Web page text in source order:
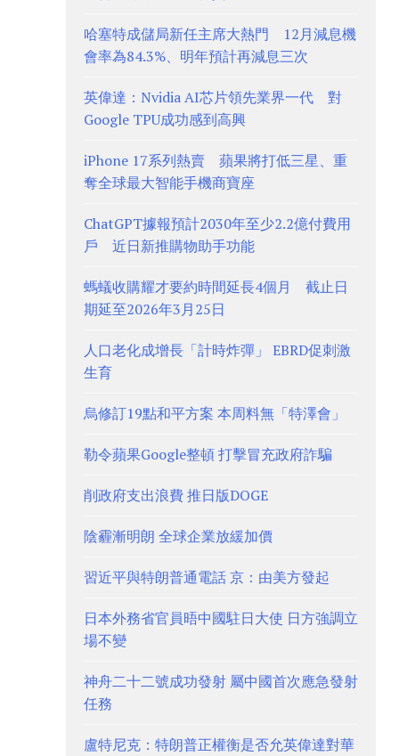
哈塞特成儲局新任主席大熱門 12月減息機
會率為84.3%、明年預計再減息三次
英偉達：Nvidia AI芯片領先業界一代 對
Google TPU成功感到高興
iPhone 17系列熱賣 蘋果將打低三星、重
奪全球最大智能手機商寶座
ChatGPT據報預計2030年至少2.2億付費用
戶 近日新推購物助手功能
螞蟻收購耀才要約時間延長4個月 截止日
期延至2026年3月25日
人口老化成增長「計時炸彈」 EBRD促刺激
生育
烏修訂19點和平方案 本周料無「特澤會」
勒令蘋果Google整頓 打擊冒充政府詐騙
削政府支出浪費 推日版DOGE
陰霾漸明朗 全球企業放緩加價
習近平與特朗普通電話 京：由美方發起
日本外務省官員晤中國駐日大使 日方強調立
場不變
神舟二十二號成功發射 屬中國首次應急發射
任務
盧特尼克：特朗普正權衡是否允英偉達對華